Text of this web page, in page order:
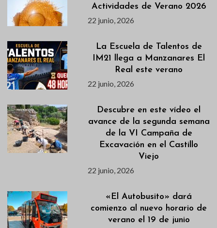
Actividades de Verano 2026
22 junio, 2026
La Escuela de Talentos de
IM21 llega a Manzanares El
Real este verano
22 junio, 2026
Descubre en este vídeo el
avance de la segunda semana
de la VI Campaña de
Excavación en el Castillo
Viejo
22 junio, 2026
«El Autobusito» dará
comienzo al nuevo horario de
verano el 19 de junio